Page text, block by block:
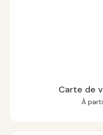
Carte de
À